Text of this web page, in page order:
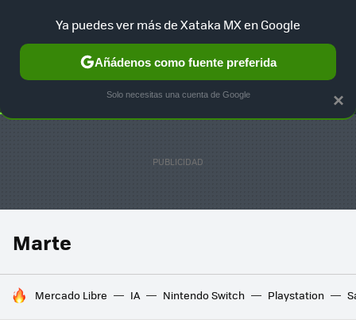
SELECCIÓN GAMING HOME AUTO TERRITORIO
Marte
HOY SE HABLA DE
Mercado Libre IA Nintendo Switch Playstation
×
Ya puedes ver más de Xataka MX en Google
Añádenos como fuente preferida
Solo necesitas una cuenta de Google